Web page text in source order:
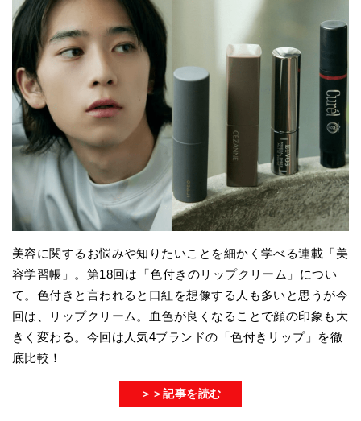
美容に関するお悩みや知りたいことを細かく学べる連載「美
容学習帳」。第18回は「色付きのリップクリーム」につい
て。色付きと言われると口紅を想像する人も多いと思うが今
回は、リップクリーム。血色が良くなることで顔の印象も大
きく変わる。今回は人気4ブランドの「色付きリップ」を徹
底比較！
＞＞記事を読む